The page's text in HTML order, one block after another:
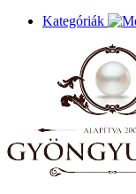
Kategóriák